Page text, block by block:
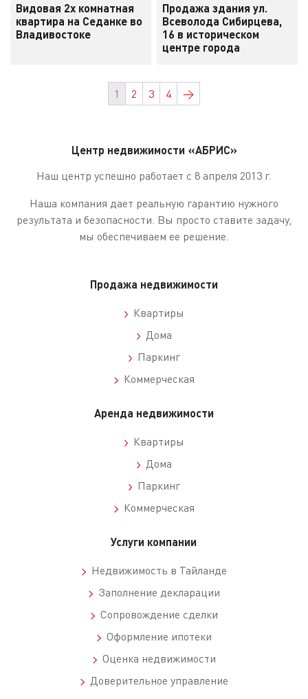
Видовая 2х комнатная
квартира на Седанке во
Владивостоке
Продажа здания ул.
Всеволода Сибирцева,
16 в историческом
центре города
1 2 3 4 →
Центр недвижимости «АБРИС»
Наш центр успешно работает с 8 апреля 2013 г.
Наша компания дает реальную гарантию нужного
результата и безопасности. Вы просто ставите задачу,
мы обеспечиваем ее решение.
Продажа недвижимости
Квартиры
Дома
Паркинг
Коммерческая
Аренда недвижимости
Квартиры
Дома
Паркинг
Коммерческая
Услуги компании
Недвижимость в Тайланде
Заполнение декларации
Сопровождение сделки
Оформление ипотеки
Оценка недвижимости
Доверительное управление